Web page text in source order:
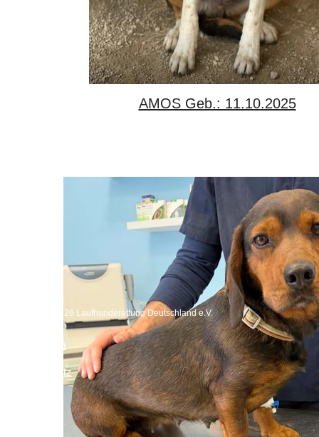
AMOS Geb.: 11.10.2025
Copyright 2026 Laufhunderettung Deutschland e.V.
Impressum
Datenschutz